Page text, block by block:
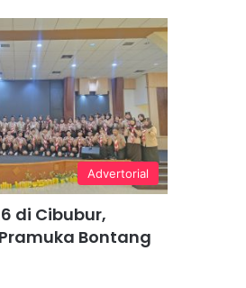
Advertorial
di Cibubur,
Bontang